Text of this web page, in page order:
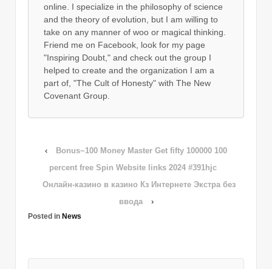
online. I specialize in the philosophy of science
and the theory of evolution, but I am willing to
take on any manner of woo or magical thinking.
Friend me on Facebook, look for my page
"Inspiring Doubt," and check out the group I
helped to create and the organization I am a
part of, "The Cult of Honesty" with The New
Covenant Group.
‹
Bonus~100 Money Master Get fifty 100000 100
percent free Spin Website links 2024 #391hjc
Онлайн-казино в казино Кз Интернете Экстра без
ввода
›
Posted in News